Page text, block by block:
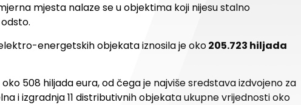
mjesta nalaze se u objektima koji nijesu stalno
energetskih objekata iznosila je oko205.723 hiljada
508 hiljada eura, od čega je najviše sredstava izdvojeno za
i izgradnja 11 distributivnih objekata ukupne vrijednosti oko